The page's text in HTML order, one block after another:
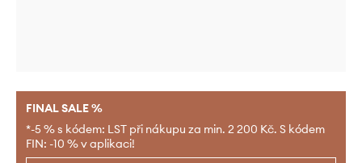
FINAL SALE %
*-5 % s kódem: LST při nákupu za min. 2 200 Kč. S kódem
FIN: -10 % v aplikaci!